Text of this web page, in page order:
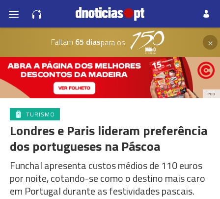
Faltam 65 diaspara os ×
PUB
TURISMO
Londres e Paris lideram preferência
dos portugueses na Páscoa
Funchal apresenta custos médios de 110 euros
por noite, cotando-se como o destino mais caro
em Portugal durante as festividades pascais.